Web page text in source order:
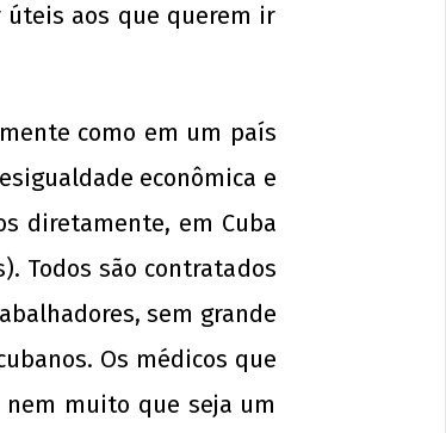
úteis aos que querem ir
como em um país
econômica e
diretamente, em Cuba
Todos são contratados
sem grande
Os médicos que
muito que seja um